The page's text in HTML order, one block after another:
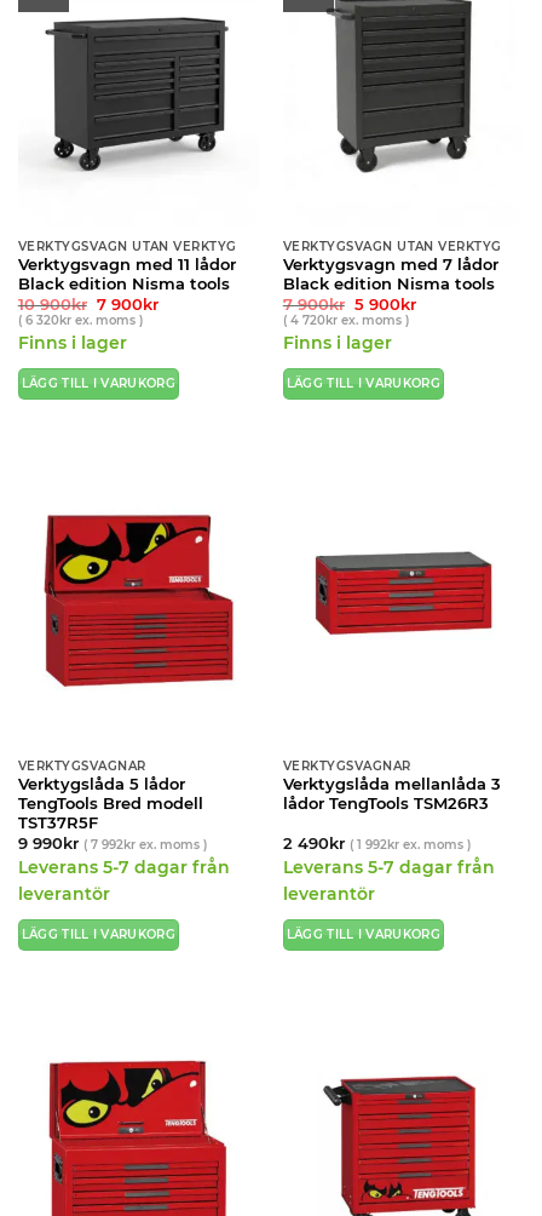
VERKTYGSVAGN UTAN VERKTYG
Verktygsvagn med 11 lådor
Black edition Nisma tools
10 900kr Det
ursprungliga
priset
var:
900kr.
7 900krDet
900kr.
( 6 320krex. moms )
Finns i lager
LÄGG TILL I VARUKORG
VERKTYGSVAGN UTAN VERKTYG
Verktygsvagn med 7 lådor
Black edition Nisma tools
7 900kr Det
ursprungliga
var:
900kr.
5 900krDet
900kr.
( 4 720krex. moms )
Finns i lager
LÄGG TILL I VARUKORG
VERKTYGSVAGNAR
Verktygslåda 5 lådor
TengTools Bred modell
TST37R5F
9 990kr ( 7 992krex. moms )
Leverans 5-7 dagar från
leverantör
LÄGG TILL I VARUKORG
VERKTYGSVAGNAR
Verktygslåda mellanlåda 3
lådor TengTools TSM26R3
2 490kr ( 1 992krex. moms )
Leverans 5-7 dagar från
leverantör
LÄGG TILL I VARUKORG